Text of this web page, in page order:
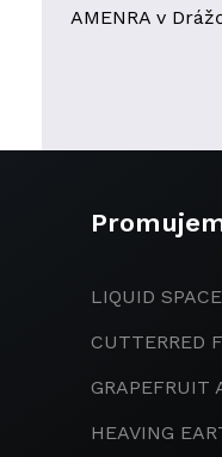
AMENRA v
LIQUID
CUTTERRED
GRAPEFRUIT
HEAVING